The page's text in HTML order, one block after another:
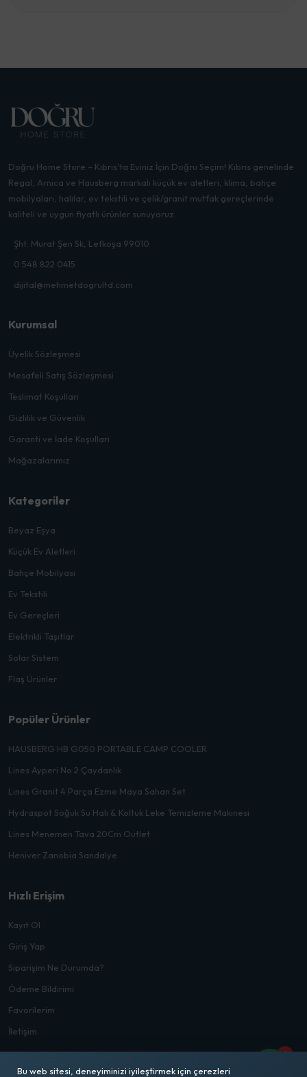
Doğru Home Store – Kıbrıs’ta Eviniz İçin Doğru Seçim! Kıbrıs genelinde
Regal, Arnica ve Hausberg markalı küçük ev aletleri, klima, bahçe
mobilyaları, halılar, ev tekstili ve çelik/granit mutfak gereçlerinde
kaliteli ve uygun fiyatlı ürünler sunuyoruz.
Şht. Murat Şen Sk, Lefkoşa 99010
0 548 822 0415
dijital@mehmetdogrultd.com
Kurumsal
Üyelik Sözleşmesi
Mesafeli Satış Sözleşmesi
Teslimat Koşulları
Gizlilik ve Güvenlik
Garanti ve İade Koşulları
Mağazalarımız
Kategoriler
Beyaz Eşya
Küçük Ev Aletleri
Bahçe Mobilyası
Ev Tekstili
Ev Gereçleri
Elektrikli Taşıtlar
Solar Sistem
Flaş Ürünler
Popüler Ürünler
HAUSBERG HB G050 PORTABLE CAMP COOLER
Lines Ayperi No 2 Çaydanlık
Lines Granit 4 Parça Ezme Maya Sahan Set
Hydraspot Soğuk Su Halı & Koltuk Leke Temizleme Makinesi
Lines Menemen Tava 20Cm Outlet
Heniver Zanobia Sandalye
Hızlı Erişim
Kayıt Ol
Giriş Yap
Siparişim Ne Durumda?
Ödeme Bildirimi
Favorilerim
İletişim
1
Bu web sitesi, deneyiminizi iyileştirmek için çerezleri